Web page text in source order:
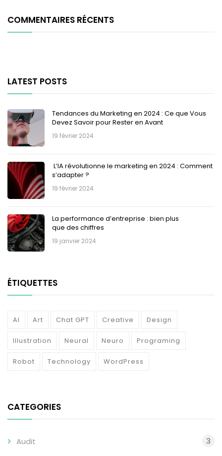
COMMENTAIRES RÉCENTS
LATEST POSTS
Tendances du Marketing en 2024 : Ce que Vous
Devez Savoir pour Rester en Avant
19 février 2024
L’IA révolutionne le marketing en 2024 : Comment
s’adapter ?
19 février 2024
La performance d’entreprise : bien plus
que des chiffres
19 janvier 2024
ÉTIQUETTES
AI Art Chat GPT Creative Design
Illustration Neural Neuro Programing
Robot Technology WordPress
CATEGORIES
Audit 3